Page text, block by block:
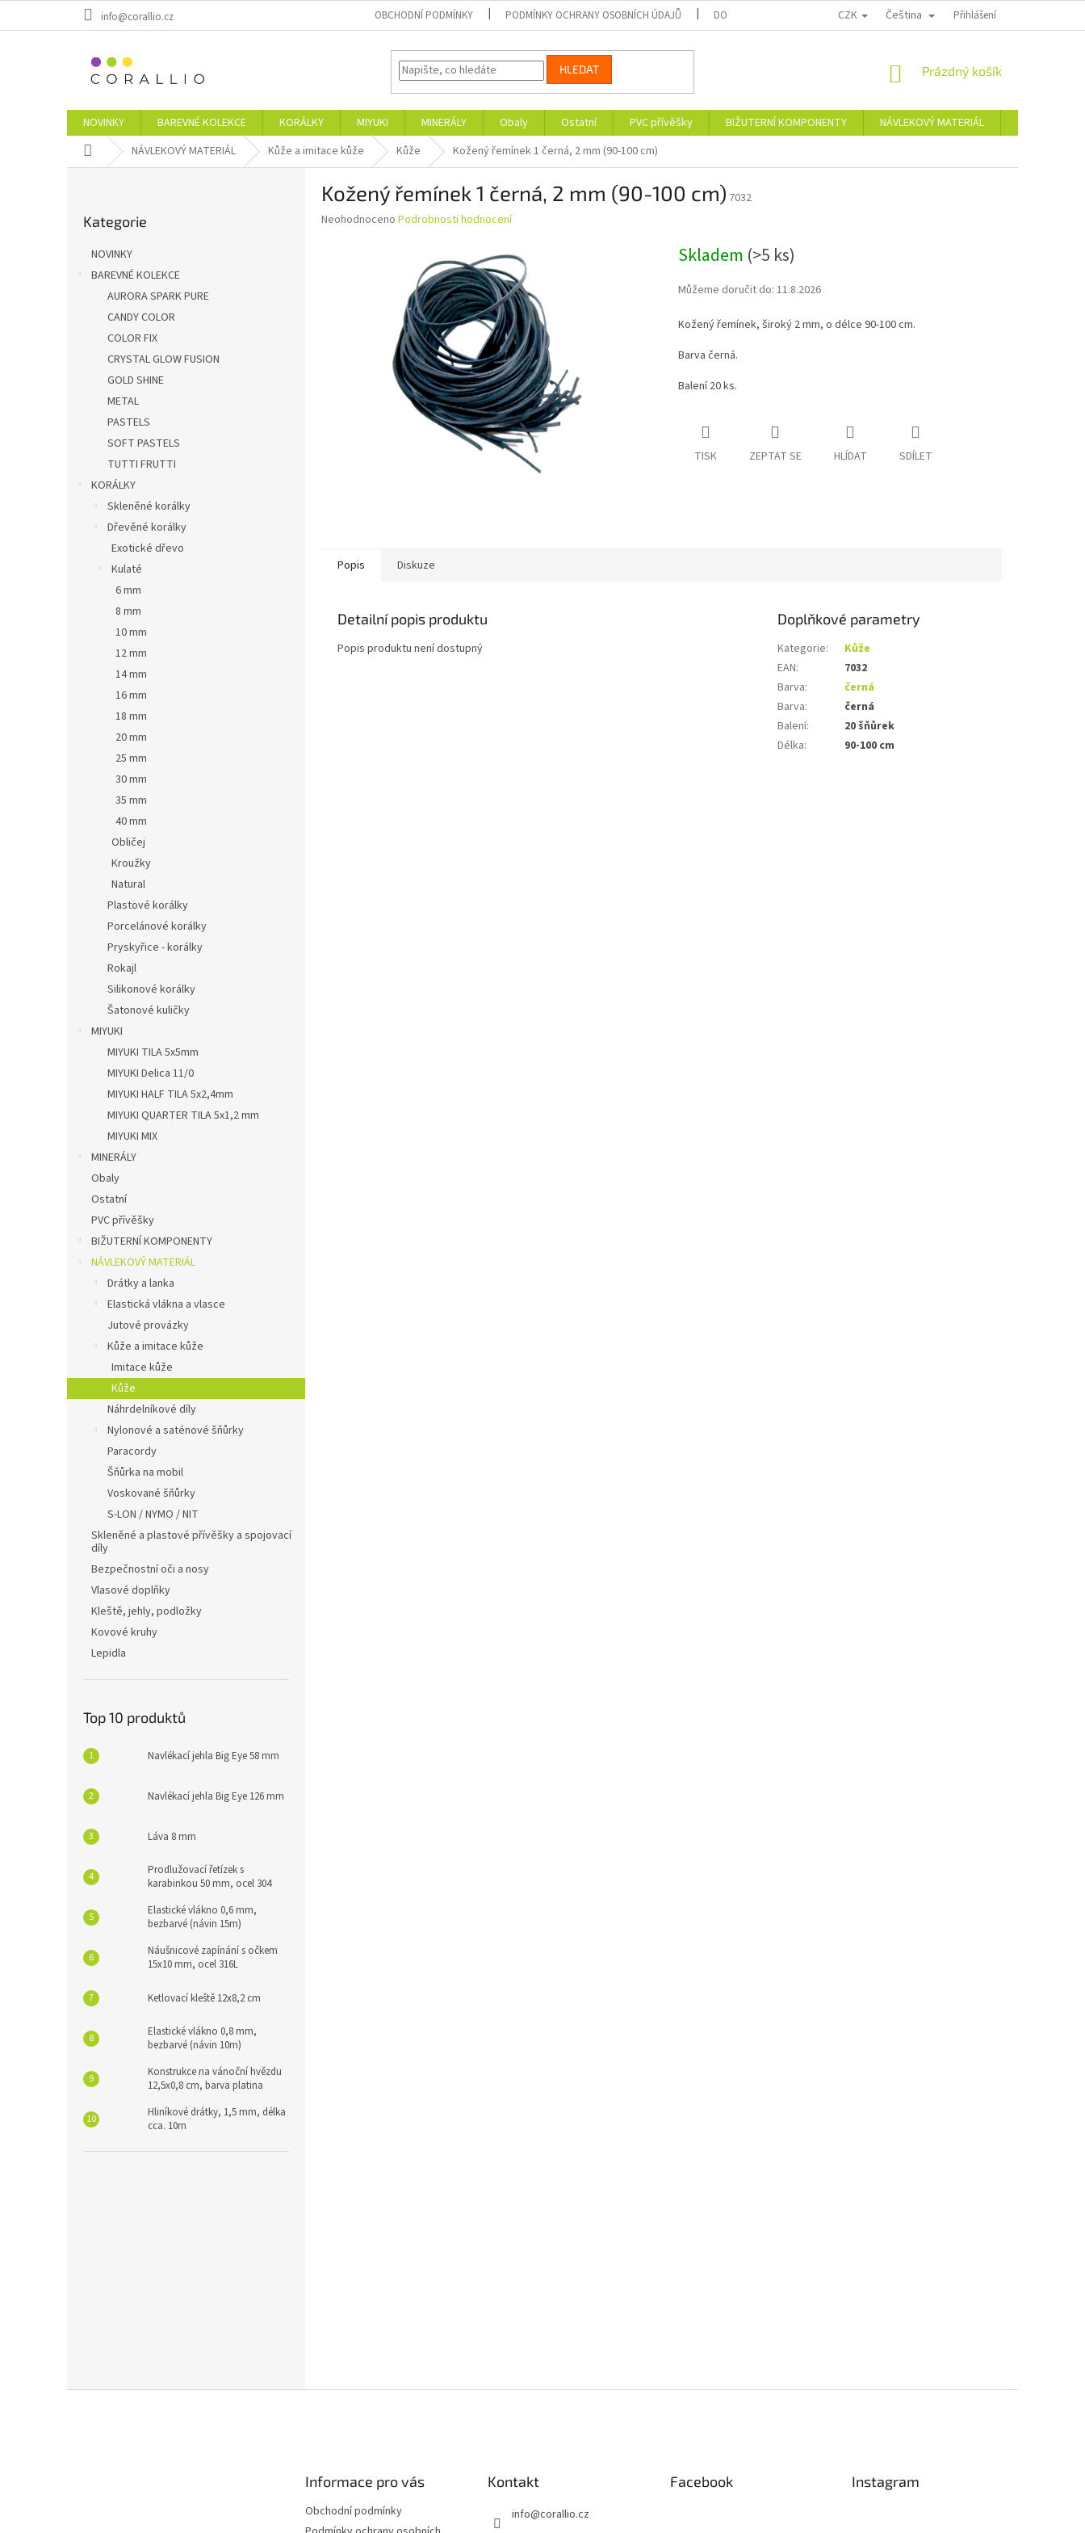
info@corallio.cz OBCHODNÍ PODMÍNKY PODMÍNKY OCHRANY OSOBNÍCH ÚDAJŮ DOPRAVA A PLATBA KONTAKTY REKLAMAČNÍ ŘÁD
CZK Čeština Přihlášení
HLEDAT
NÁKUPNÍ
Prázdný košík
NOVINKY BAREVNÉ KOLEKCE KORÁLKY MIYUKI MINERÁLY Obaly Ostatní PVC přívěšky BIŽUTERNÍ KOMPONENTY NÁVLEKOVÝ MATERIÁL
Skleněné a
Domů NÁVLEKOVÝ MATERIÁL Kůže a imitace kůže Kůže Kožený řemínek 1 černá, 2 mm (90-100 cm)
kategorie
Kategorie
NOVINKY
BAREVNÉ KOLEKCE
AURORA SPARK PURE
CANDY COLOR
COLOR FIX
CRYSTAL GLOW FUSION
GOLD SHINE
METAL
PASTELS
SOFT PASTELS
TUTTI FRUTTI
KORÁLKY
Skleněné korálky
Dřevěné korálky
Exotické dřevo
Kulaté
6 mm
8 mm
10 mm
12 mm
14 mm
16 mm
18 mm
20 mm
25 mm
30 mm
35 mm
40 mm
Obličej
Kroužky
Natural
Plastové korálky
Porcelánové korálky
Pryskyřice - korálky
Rokajl
Silikonové korálky
Šatonové kuličky
MIYUKI
MIYUKI TILA 5x5mm
MIYUKI Delica 11/0
MIYUKI HALF TILA 5x2,4mm
MIYUKI QUARTER TILA 5x1,2 mm
MIYUKI MIX
MINERÁLY
Obaly
Ostatní
PVC přívěšky
BIŽUTERNÍ KOMPONENTY
NÁVLEKOVÝ MATERIÁL
Drátky a lanka
Elastická vlákna a vlasce
Jutové provázky
Kůže a imitace kůže
Imitace kůže
Kůže
Náhrdelníkové díly
Nylonové a saténové šňůrky
Paracordy
Šňůrka na mobil
Voskované šňůrky
S-LON / NYMO / NIT
Skleněné a plastové přívěšky a spojovací
díly
Bezpečnostní oči a nosy
Vlasové doplňky
Kleště, jehly, podložky
Kovové kruhy
Lepidla
Top 10 produktů
Navlékací jehla Big Eye 58 mm
Navlékací jehla Big Eye 126 mm
Láva 8 mm
Prodlužovací řetízek s
karabinkou 50 mm, ocel 304
Elastické vlákno 0,6 mm,
bezbarvé (návin 15m)
Náušnicové zapínání s očkem
15x10 mm, ocel 316L
Ketlovací kleště 12x8,2 cm
Elastické vlákno 0,8 mm,
bezbarvé (návin 10m)
Konstrukce na vánoční hvězdu
12,5x0,8 cm, barva platina
Hliníkové drátky, 1,5 mm, délka
cca. 10m
Kožený řemínek 1 černá, 2 mm (90-100 cm) 7032
Průměrné
Neohodnoceno Podrobnosti hodnocení
Skladem (>5 ks)
Můžeme doručit do: 11.8.2026
Kožený řemínek, široký 2 mm, o délce 90-100 cm.
Barva černá.
Balení 20 ks.
TISK ZEPTAT SE HLÍDAT SDÍLET
Popis Diskuze
Detailní popis produktu
Popis produktu není dostupný
Doplňkové parametry
Kategorie:
Kůže
EAN:
7032
Barva:
černá
Barva:
černá
Balení:
20 šňůrek
Délka: 90-100 cm
Informace pro vás
Obchodní podmínky
Kontakt
info@corallio.cz
Facebook Instagram